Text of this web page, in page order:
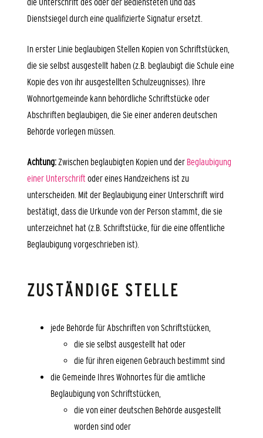
Dienstsiegel durch eine qualifizierte Signatur ersetzt.
In erster Linie beglaubigen Stellen Kopien von Schriftstücken,
die sie selbst ausgestellt haben(z.B. beglaubigt die Schule eine
Kopie des von ihr ausgestellten Schulzeugnisses) . Ihre
Wohnortgemeinde kann behördliche Schriftstücke oder
Abschriften beglaubigen, die Sie einer anderen deutschen
Behörde vorlegen müssen.
Achtung: Zwischen beglaubigten Kopien und der Beglaubigung
einer Unterschrift oder eines Handzeichens ist zu
unterscheiden. Mit der Beglaubigung einer Unterschrift wird
bestätigt, dass die Urkunde von der Person stammt, die sie
unterzeichnet hat (z.B. Schriftstücke, für die eine öffentliche
Beglaubigung vorgeschrieben ist).
ZUSTÄNDIGE STELLE
jede Behörde für Abschriften von Schriftstücken,
die sie selbst ausgestellt hat oder
die für ihren eigenen Gebrauch bestimmt sind
die Gemeinde Ihres Wohnortes für die amtliche
Beglaubigung von Schriftstücken,
die von einer deutschen Behörde ausgestellt
worden sind oder